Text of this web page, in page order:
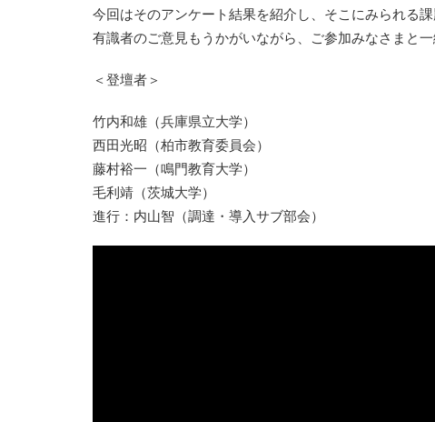
今回はそのアンケート結果を紹介し、そこにみられる
有識者のご意見もうかがいながら、ご参加みなさまと
＜登壇者＞
竹内和雄（兵庫県立大学）
西田光昭（柏市教育委員会）
藤村裕一（鳴門教育大学）
毛利靖（茨城大学）
進行：内山智（調達・導入サブ部会）